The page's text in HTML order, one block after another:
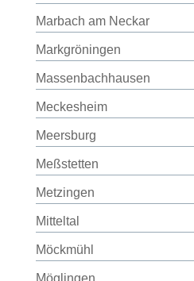
Marbach am Neckar
Markgröningen
Massenbachhausen
Meckesheim
Meersburg
Meßstetten
Metzingen
Mitteltal
Möckmühl
Möglingen